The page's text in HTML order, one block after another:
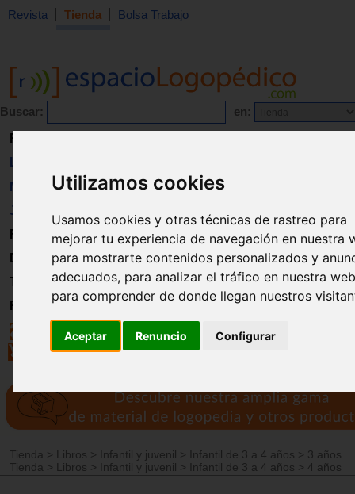
Utilizamos cookies
Usamos cookies y otras técnicas de rastreo para
mejorar tu experiencia de navegación en nuestra
para mostrarte contenidos personalizados y
adecuados, para analizar el tráfico en nuestra
para comprender de donde llegan nuestros
Aceptar Renuncio Configurar
Revista Tienda Bolsa Trabajo
Buscar: en:
Revista
Libros
Material
Juguetes
Formación
Directorio
Trabajo
Registro
Tienda > Libros > Infantil y juvenil > Infantil de 3 a 4 años > 3 años
Tienda
> Libros > Infantil y juvenil > Infantil de 3 a 4 años > 4 años